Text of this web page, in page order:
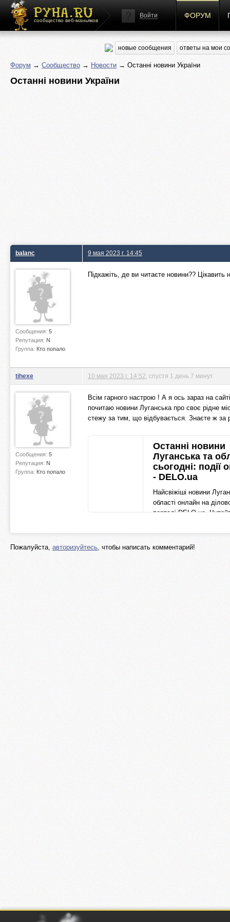
сообщество веб-маньяков
Войти ФОРУМ
новые сообщения ответы на мои
Форум → Сообщество → Новости → Останні новини України
Останні новини України
balanc
Сообщения: 5
Репутация: N
Группа: Кто попало
9 мая 2023 г. 14:45
Підкажіть, де ви читаєте новини?? Цікавить
tihexe
Сообщения: 5
Репутация: N
Группа: Кто попало
10 мая 2023 г. 14:52 , спустя 1 день 7 минут
Всім гарного настрою ! А я ось зараз на
почитаю новини Луганська про своє рідне
стежу за тим, що відбувається. Знаєте ж за
Останні новини
Луганська та
сьогодні: події
- DELO.ua
Найсвіжіші новини
області онлайн на
порталі DELO.ua.
новини сьогодні:
Пожалуйста, авторизуйтесь, чтобы написать комментарий!